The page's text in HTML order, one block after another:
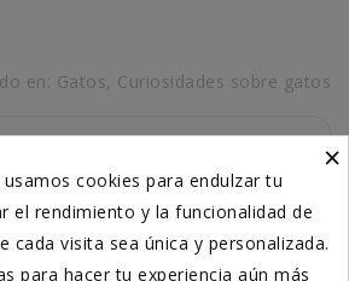
en: Gatos, Curiosidades sobre gatos
y el bienestar de las mascotas
improvisaciones: requieren
×
usamos cookies para endulzar tu
el rendimiento y la funcionalidad de
cada visita sea única y personalizada.
para hacer tu experiencia aún más